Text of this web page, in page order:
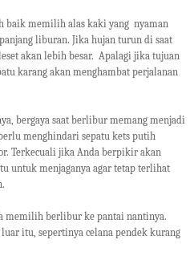
baik memilih alas kaki yang nyaman
liburan. Jika hujan turun di saat
akan lebih besar. Apalagi jika tujuan
karang akan menghambat perjalanan
bergaya saat berlibur memang menjadi
menghindari sepatu kets putih
Terkecuali jika Anda berpikir akan
untuk menjaganya agar tetap terlihat
memilih berlibur ke pantai nantinya.
itu, sepertinya celana pendek kurang